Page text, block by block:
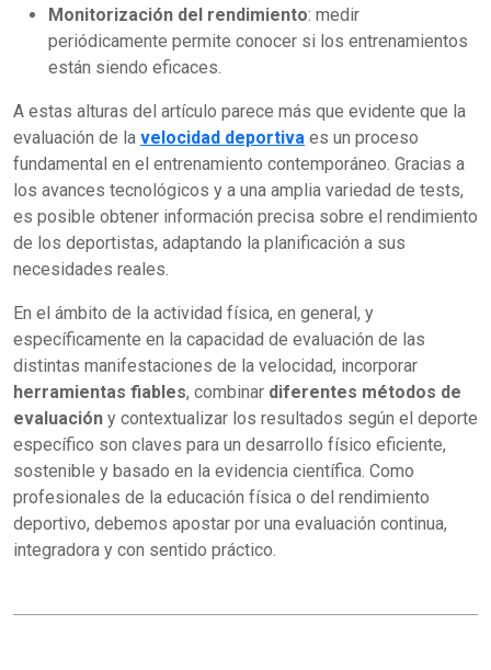
Monitorización del rendimiento: medir
periódicamente permite conocer si los entrenamientos
están siendo eficaces.
A estas alturas del artículo parece más que evidente que la
evaluación de la velocidad deportiva es un proceso
fundamental en el entrenamiento contemporáneo. Gracias a
los avances tecnológicos y a una amplia variedad de tests,
es posible obtener información precisa sobre el rendimiento
de los deportistas, adaptando la planificación a sus
necesidades reales.
En el ámbito de la actividad física, en general, y
específicamente en la capacidad de evaluación de las
distintas manifestaciones de la velocidad, incorporar
herramientas fiables, combinar diferentes métodos de
evaluación y contextualizar los resultados según el deporte
específico son claves para un desarrollo físico eficiente,
sostenible y basado en la evidencia científica. Como
profesionales de la educación física o del rendimiento
deportivo, debemos apostar por una evaluación continua,
integradora y con sentido práctico.